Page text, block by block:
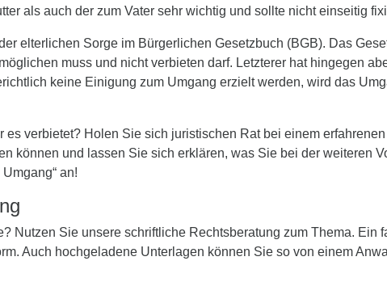
als auch der zum Vater sehr wichtig und sollte nicht einseitig
elterlichen Sorge im Bürgerlichen Gesetzbuch (BGB). Das
muss und nicht verbieten darf. Letzterer hat hingegen
keine Einigung zum Umgang erzielt werden, wird das
verbietet? Holen Sie sich juristischen Rat bei einem
können und lassen Sie sich erklären, was Sie bei der weiteren
an!
Nutzen Sie unsere schriftliche Rechtsberatung zum Thema. Ein
Auch hochgeladene Unterlagen können Sie so von einem